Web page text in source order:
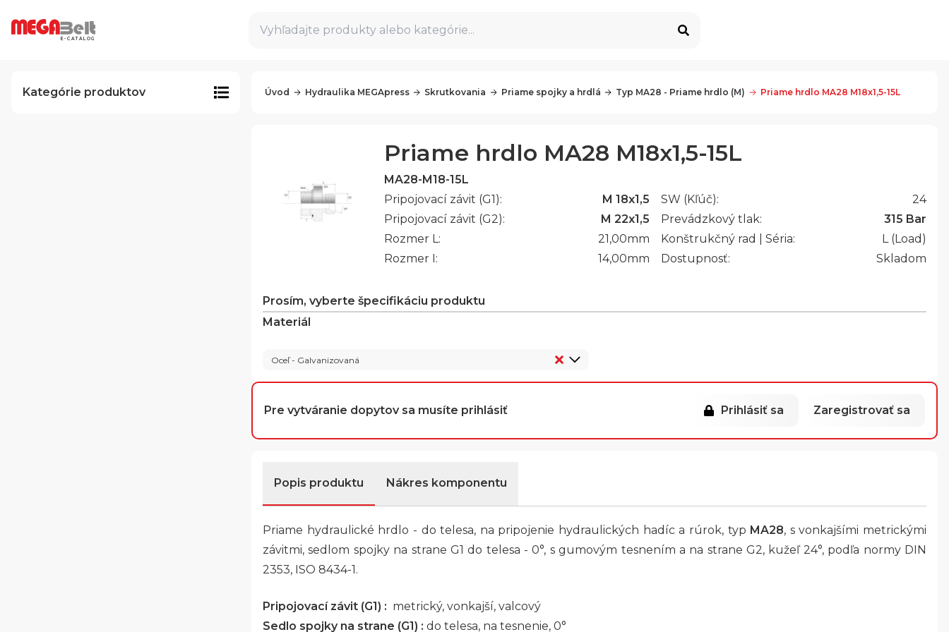
E-CATALOG
Vyhľadajte produkty alebo kategórie...
Kategórie produktov Úvod Hydraulika MEGApress Skrutkovania Priame spojky a hrdlá Typ MA28 - Priame hrdlo (M) Priame hrdlo MA28 M18x1,5-15L
Priame hrdlo MA28 M18x1,5-15L
MA28-M18-15L
Pripojovací závit (G1):
M 18x1,5
Pripojovací závit (G2):
M 22x1,5
Rozmer L:
21,00mm
Rozmer I:
14,00mm
SW (Kľúč):
24
Prevádzkový tlak:
315 Bar
Konštrukčný rad | Séria:
L (Load)
Dostupnosť:
Skladom
Prosím, vyberte špecifikáciu produktu
Materiál
Oceľ - Galvanizovaná
Pre vytváranie dopytov sa musíte prihlásiť Prihlásiť sa Zaregistrovať sa
Popis produktu Nákres komponentu
Priame hydraulické hrdlo - do telesa, na pripojenie hydraulických hadíc a rúrok, typ MA28, s vonkajšími metrickými
závitmi, sedlom spojky na strane G1 do telesa - 0°, s gumovým tesnením a na strane G2, kužeľ 24°, podľa normy DIN
2353, ISO 8434-1.
Pripojovací závit (G1) : metrický, vonkajší, valcový
Sedlo spojky na strane (G1) : do telesa, na tesnenie, 0°